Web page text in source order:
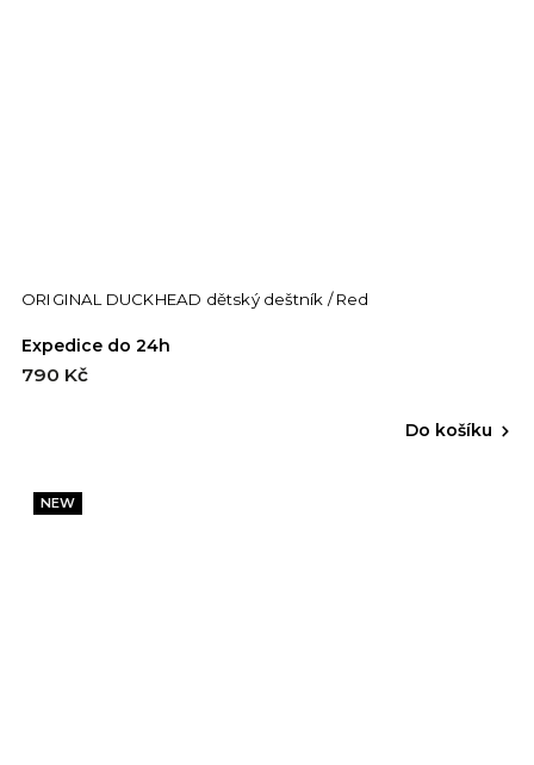
ORIGINAL DUCKHEAD dětský deštník / Red
Expedice do 24h
790 Kč
Do košíku
NEW